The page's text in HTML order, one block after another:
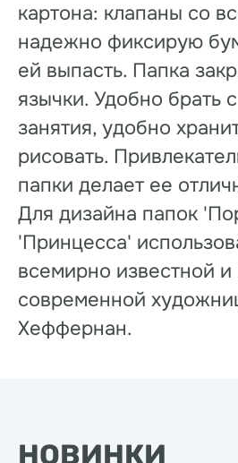
картона: клапаны со
надежно фиксирую
ей выпасть. Папка
язычки. Удобно брать
занятия, удобно
рисовать.
папки делает ее
Для дизайна папок
'Принцесса'
всемирно известной
современной
Хеффернан.
НОВИНКИ